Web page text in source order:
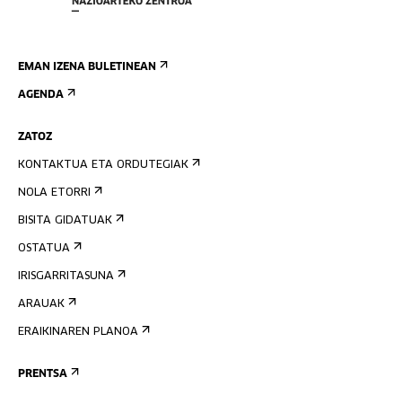
EMAN IZENA BULETINEAN
AGENDA
ZATOZ
KONTAKTUA ETA ORDUTEGIAK
NOLA ETORRI
BISITA GIDATUAK
OSTATUA
IRISGARRITASUNA
ARAUAK
ERAIKINAREN PLANOA
PRENTSA